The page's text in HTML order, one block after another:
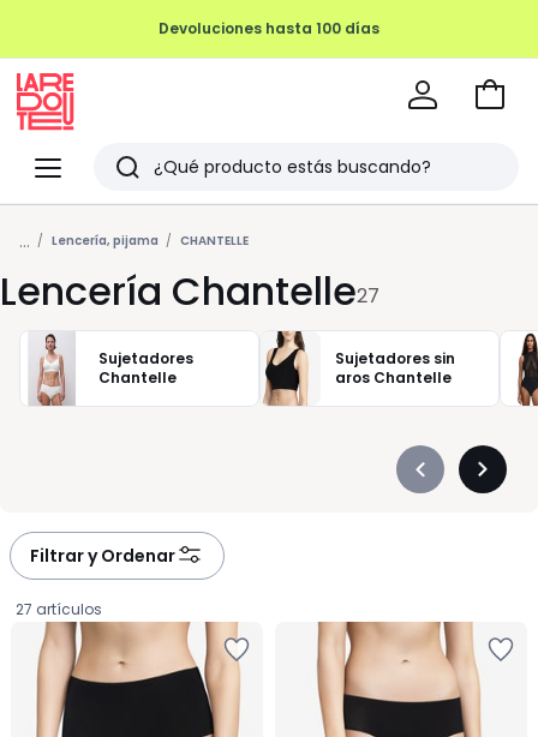
Devoluciones hasta 100 días
Menu
Redoute
Buscar
Últimos
artículos
vistos
Ir
... Lencería, pijama CHANTELLE
Lencería Chantelle27
Sujetadores
Chantelle
Sujetadores sin
aros Chantelle
Précédent
Filtrar y Ordenar
27 artículos